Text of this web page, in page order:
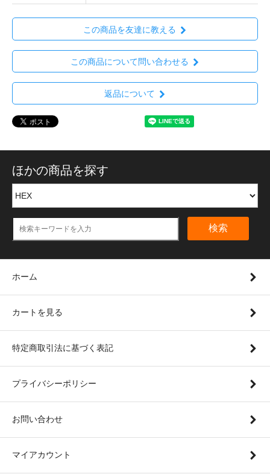
この商品を友達に教える
この商品について問い合わせる
返品について
ほかの商品を探す
検索
ホーム
カートを見る
特定商取引法に基づく表記
プライバシーポリシー
お問い合わせ
マイアカウント